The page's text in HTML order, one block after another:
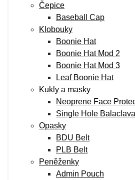
Čepice
Baseball Cap
Klobouky
Boonie Hat
Boonie Hat Mod 2
Boonie Hat Mod 3
Leaf Boonie Hat
Kukly a masky
Neoprene Face
Single Hole Balaclava
Opasky
BDU Belt
PLB Belt
Peněženky
Admin Pouch